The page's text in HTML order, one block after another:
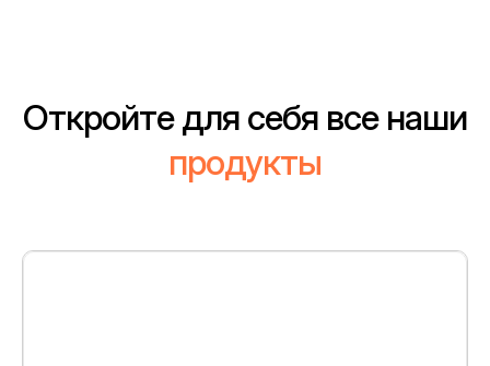
Откройте для себя все наши
продукты